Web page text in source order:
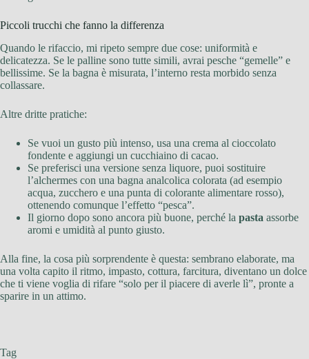
Piccoli trucchi che fanno la differenza
Quando le rifaccio, mi ripeto sempre due cose: uniformità e
delicatezza. Se le palline sono tutte simili, avrai pesche “gemelle” e
bellissime. Se la bagna è misurata, l’interno resta morbido senza
collassare.
Altre dritte pratiche:
Se vuoi un gusto più intenso, usa una crema al cioccolato
fondente e aggiungi un cucchiaino di cacao.
Se preferisci una versione senza liquore, puoi sostituire
l’alchermes con una bagna analcolica colorata (ad esempio
acqua, zucchero e una punta di colorante alimentare rosso),
ottenendo comunque l’effetto “pesca”.
Il giorno dopo sono ancora più buone, perché la pasta assorbe
aromi e umidità al punto giusto.
Alla fine, la cosa più sorprendente è questa: sembrano elaborate, ma
una volta capito il ritmo, impasto, cottura, farcitura, diventano un dolce
che ti viene voglia di rifare “solo per il piacere di averle lì”, pronte a
sparire in un attimo.
Tag